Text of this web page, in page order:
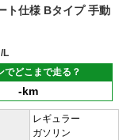
ト仕様 Bタイプ 手動
L
でどこまで走る？
-km
レギュラー
ガソリン